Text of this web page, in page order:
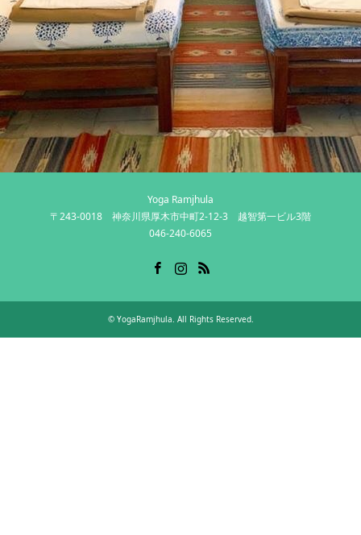
Yoga Ramjhula
〒243-0018 神奈川県厚木市中町2-12-3 越智第一ビル3階
046-240-6065
© YogaRamjhula . All Rights Reserved.